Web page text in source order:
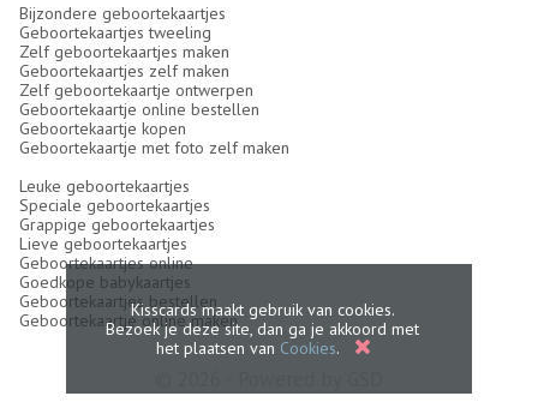
Bijzondere geboortekaartjes
Geboortekaartjes tweeling
Zelf geboortekaartjes maken
Geboortekaartjes zelf maken
Zelf geboortekaartje ontwerpen
Geboortekaartje online bestellen
Geboortekaartje kopen
Geboortekaartje met foto zelf maken
Leuke geboortekaartjes
Speciale geboortekaartjes
Grappige geboortekaartjes
Lieve geboortekaartjes
Geboortekaartjes online
Goedkope babykaartjes
Geboortekaartjes bestellen
Geboortekaartje online makenKisscards maakt gebruik van cookies.
Bezoek je deze site, dan ga je akkoord met
het plaatsen van Cookies.